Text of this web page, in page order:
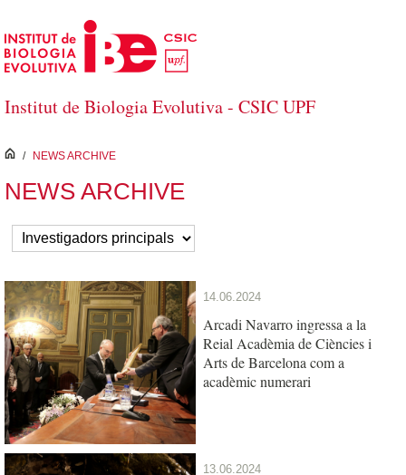
Salta al contingut principal
Institut de Biologia Evolutiva - CSIC UPF
inici
/ NEWS ARCHIVE
NEWS ARCHIVE
14.06.2024
Arcadi Navarro ingressa a la
Reial Acadèmia de Ciències i
Arts de Barcelona com a
acadèmic numerari
13.06.2024